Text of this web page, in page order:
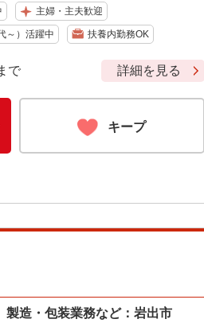
主婦・主夫歓迎
～）活躍中 扶養内勤務OK
で 詳細を見る
キープ
製造・包装業務など：岩出市